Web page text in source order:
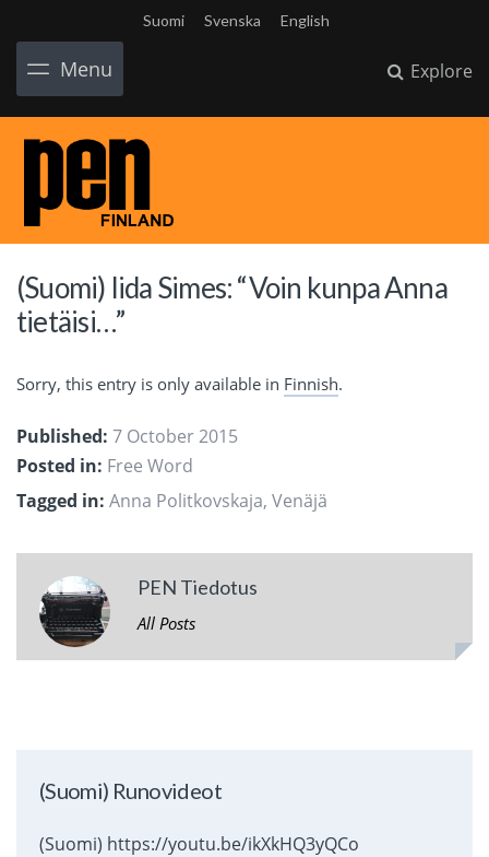
Suomi Svenska English
Menu Explore
(Suomi) Iida Simes: “Voin kunpa Anna
tietäisi…”
Sorry, this entry is only available in Finnish.
Published: 7 October 2015
Posted in: Free Word
Tagged in: Anna Politkovskaja, Venäjä
PEN Tiedotus
All Posts
(Suomi) Runovideot
(Suomi) https://youtu.be/ikXkHQ3yQCo